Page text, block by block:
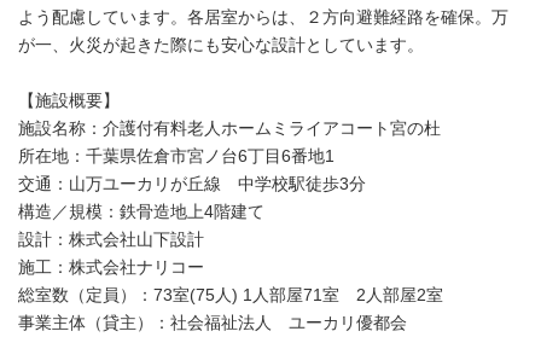
よう配慮しています。各居室からは、２方向避難経路を確保。万
が一、火災が起きた際にも安心な設計としています。
【施設概要】
施設名称：介護付有料老人ホームミライアコート宮の杜
所在地：千葉県佐倉市宮ノ台6丁目6番地1
交通：山万ユーカリが丘線 中学校駅徒歩3分
構造／規模：鉄骨造地上4階建て
設計：株式会社山下設計
施工：株式会社ナリコー
総室数（定員）：73室(75人) 1人部屋71室 2人部屋2室
事業主体（貸主）：社会福祉法人 ユーカリ優都会